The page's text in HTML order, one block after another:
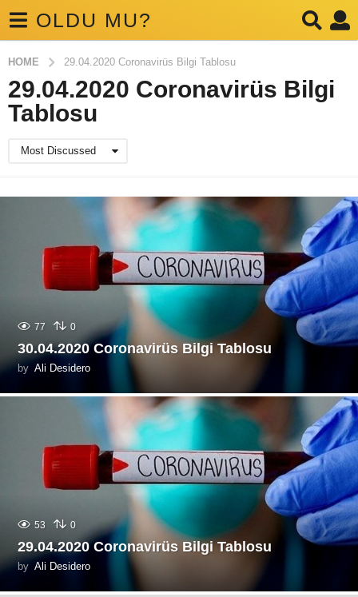
OLDU MU?
HOME 29.04.2020 Coronavirüs Bilgi Tablosu
29.04.2020 Coronavirüs Bilgi
Tablosu
Most Discussed
77 0
30.04.2020 Coronavirüs Bilgi Tablosu
by Ali Desidero
53 0
29.04.2020 Coronavirüs Bilgi Tablosu
by Ali Desidero